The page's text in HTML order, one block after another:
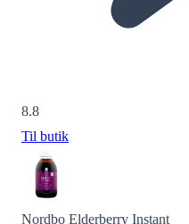
8.8
Til butik
Nordbo Elderberry Instant